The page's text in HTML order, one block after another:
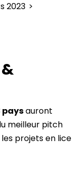
2023 >
paysauront
meilleur pitch
projets en lice